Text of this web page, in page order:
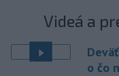
Videá a
o čo